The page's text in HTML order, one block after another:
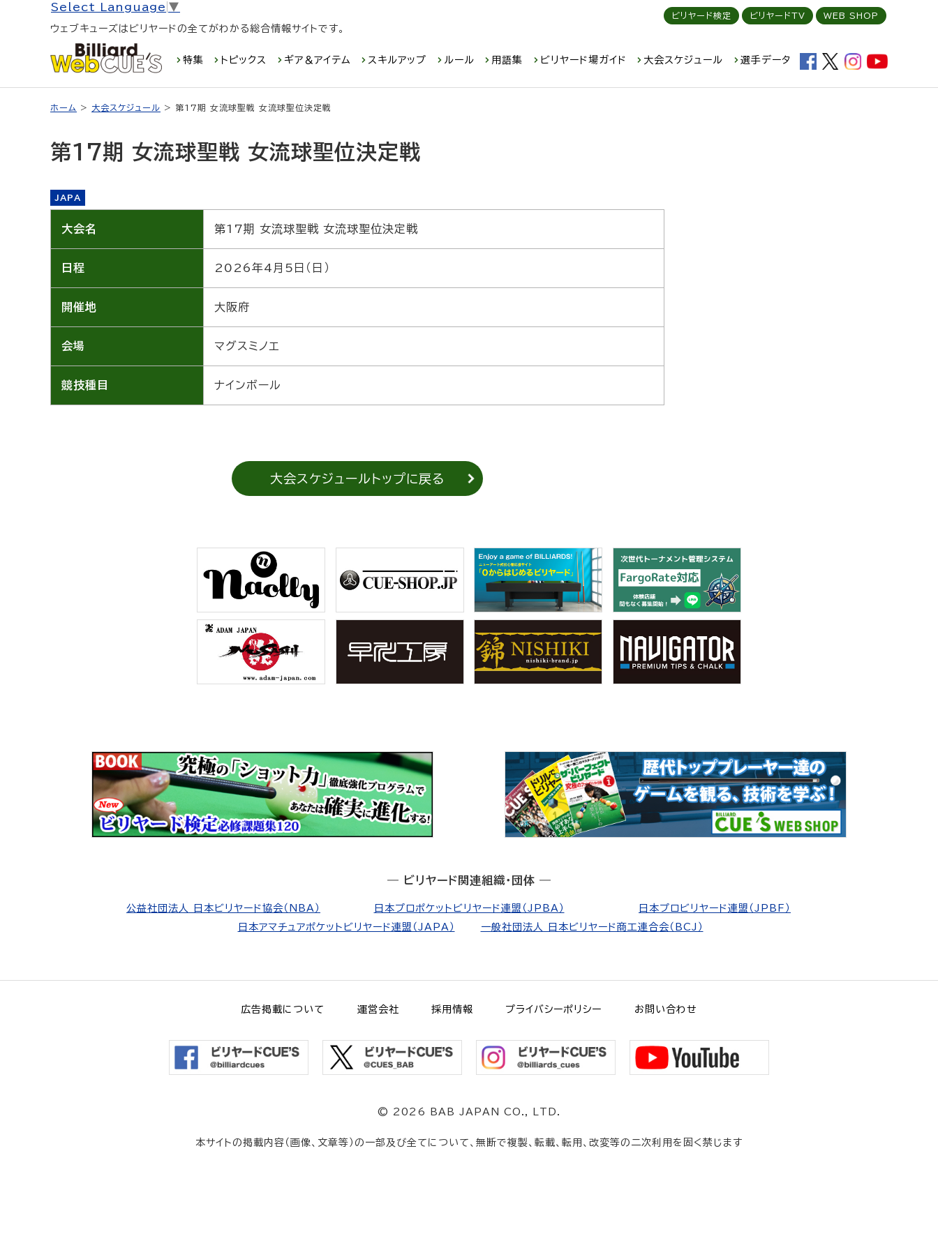
Select Language ▼
ウェブキューズはビリヤードの全てがわかる総合情報サイトです。
特集 トピックス ギア＆アイテム スキルアップ ルール 用語集 ビリヤード場ガイド 大会スケジュール 選手データ
ビリヤード検定 ビリヤードTV WEB SHOP
ホーム > 大会スケジュール > 第17期 女流球聖戦 女流球聖位決定戦
第17期 女流球聖戦 女流球聖位決定戦
JAPA
大会名 第17期 女流球聖戦 女流球聖位決定戦
日程 2026年4月5日（日）
開催地 大阪府
会場 マグスミノエ
競技種目 ナインボール
大会スケジュールトップに戻る
― ビリヤード関連組織・団体 ―
公益社団法人 日本ビリヤード協会（NBA） 日本プロポケットビリヤード連盟（JPBA）
日本プロビリヤード連盟（JPBF）
日本アマチュアポケットビリヤード連盟（JAPA）
一般社団法人 日本ビリヤード商工連合会（BCJ）
広告掲載について 運営会社 採用情報 プライバシーポリシー お問い合わせ
© 2026 BAB JAPAN CO., LTD.
本サイトの掲載内容（画像、文章等）の一部及び全てについて、無断で複製、転載、転用、改変等の二次利用を固く禁じます